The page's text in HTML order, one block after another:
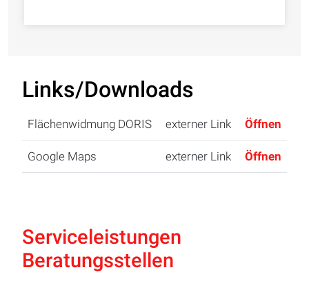
Links/Downloads
Flächenwidmung DORIS externer Link Öffnen
Google Maps externer Link Öffnen
Serviceleistungen
Beratungsstellen